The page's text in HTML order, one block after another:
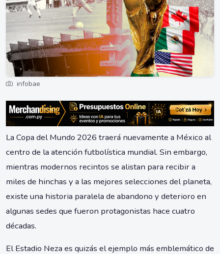
infobae
La Copa del Mundo 2026 traerá nuevamente a México al
centro de la atención futbolística mundial. Sin embargo,
mientras modernos recintos se alistan para recibir a
miles de hinchas y a las mejores selecciones del planeta,
existe una historia paralela de abandono y deterioro en
algunas sedes que fueron protagonistas hace cuatro
décadas.
El Estadio Neza es quizás el ejemplo más emblemático de